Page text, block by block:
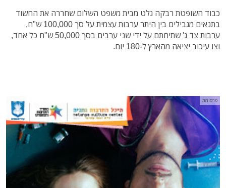
כבוד השופטת רבקה גלט מבית משפט השלום שחררה את החשוד
בתנאים מגבילים בין היתר ערבות עצמית על סך 100,000 ש"ח,
ערבות צד ג' שתיחתם על ידי שני ערבים בסך 50,000 ש"ח כל אחד,
וצו עיכוב יציאה מהארץ ל-180 יום.
פרסומת